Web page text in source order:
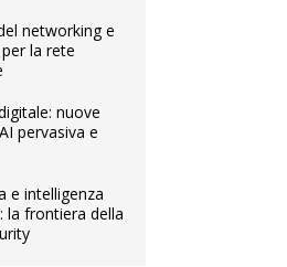
networking e
per la rete
nuove
pervasiva e
e intelligenza
la frontiera della